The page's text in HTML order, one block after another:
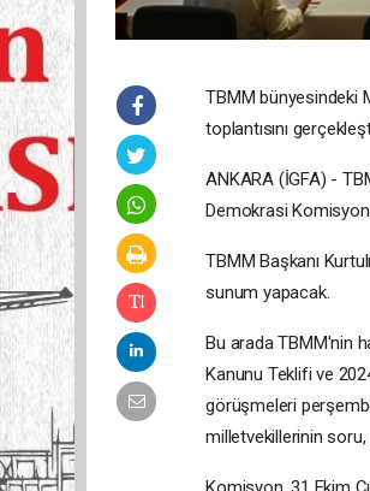
TBMM bünyesindeki
toplantısını
ANKARA (İGFA) -
Demokrasi
TBMM Başkanı
sunum yapacak.
Bu arada TBMM'nin
Kanunu Teklifi ve
görüşmeleri
milletvekillerinin